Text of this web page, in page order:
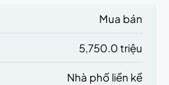
Mua bán
5,750.0 triệu
Nhà phố liền kề